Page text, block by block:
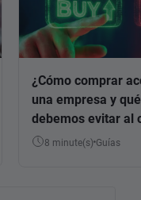
¿Cómo comprar
una empresa y
debemos evitar al
8 minute(s) Guías